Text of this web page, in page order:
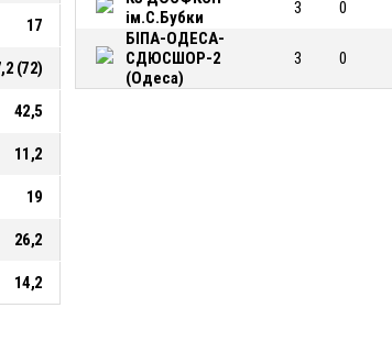
17
(72)
42,5
11,2
19
26,2
14,2
ім.С.Бубки
3 0
БІПА-ОДЕСА-
СДЮСШОР-2
(Одеса)
3 0